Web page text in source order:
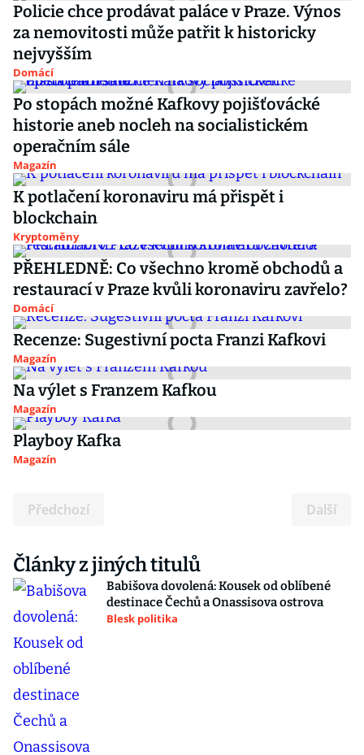
Policie chce prodávat paláce v Praze. Výnos
za nemovitosti může patřit k historicky
nejvyšším
Domácí
Po stopách možné Kafkovy pojišťovácké
historie aneb nocleh na socialistickém
operačním sále
Magazín
K potlačení koronaviru má přispět i
blockchain
Kryptoměny
PŘEHLEDNĚ: Co všechno kromě obchodů a
restaurací v Praze kvůli koronaviru zavřelo?
Domácí
Recenze: Sugestivní pocta Franzi Kafkovi
Magazín
Na výlet s Franzem Kafkou
Magazín
Playboy Kafka
Magazín
Předchozí Další
Články z jiných titulů
Babišova dovolená: Kousek od oblíbené
destinace Čechů a Onassisova ostrova
Blesk politika